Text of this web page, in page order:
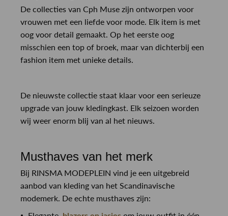
De collecties van Cph Muse zijn ontworpen voor
vrouwen met een liefde voor mode. Elk item is met
oog voor detail gemaakt. Op het eerste oog
misschien een top of broek, maar van dichterbij een
fashion item met unieke details.
De nieuwste collectie staat klaar voor een serieuze
upgrade van jouw kledingkast. Elk seizoen worden
wij weer enorm blij van al het nieuws.
Musthaves van het merk
Bij RINSMA MODEPLEIN vind je een uitgebreid
aanbod van kleding van het Scandinavische
modemerk. De echte musthaves zijn: